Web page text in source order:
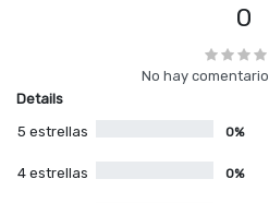
0
No hay
Details
5 estrellas
0%
4 estrellas 0%